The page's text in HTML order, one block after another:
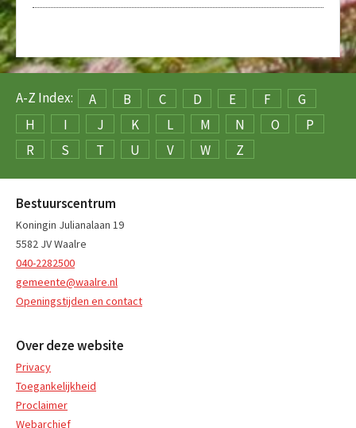
A-Z Index: A B C D E F
G
H
I J K L M N O
P
R
S T U V W Z
Bestuurscentrum
Koningin Julianalaan 19
5582 JV Waalre
040-2282500
gemeente@waalre.nl
Openingstijden en contact
Over deze website
Privacy
Toegankelijkheid
Proclaimer
Webarchief